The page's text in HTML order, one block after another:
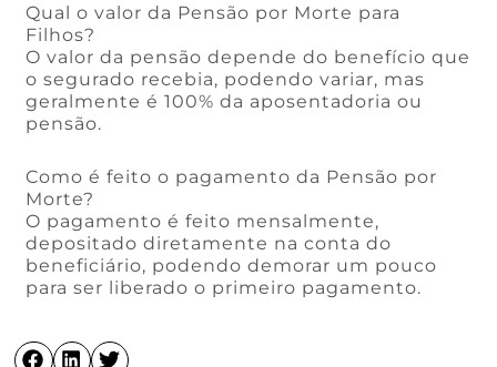
Qual o valor da Pensão por Morte para
Filhos?
O valor da pensão depende do benefício que
o segurado recebia, podendo variar, mas
geralmente é 100% da aposentadoria ou
pensão.
Como é feito o pagamento da Pensão por
Morte?
O pagamento é feito mensalmente,
depositado diretamente na conta do
beneficiário, podendo demorar um pouco
para ser liberado o primeiro pagamento.